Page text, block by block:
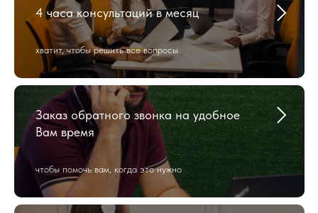
4 часа консультаций в месяц
хватит, чтобы решить все вопросы
Заказ обратного звонка на удобное
Вам время
чтобы помочь вам, когда это нужно